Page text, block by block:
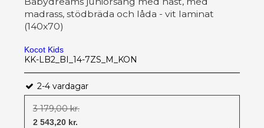
madrass, stödbräda och låda - vit laminat
(140x70)
Kocot Kids
KK-LB2_BI_14-7ZS_M_KON
2-4 vardagar
3 179,00 kr.
2 543,20 kr.